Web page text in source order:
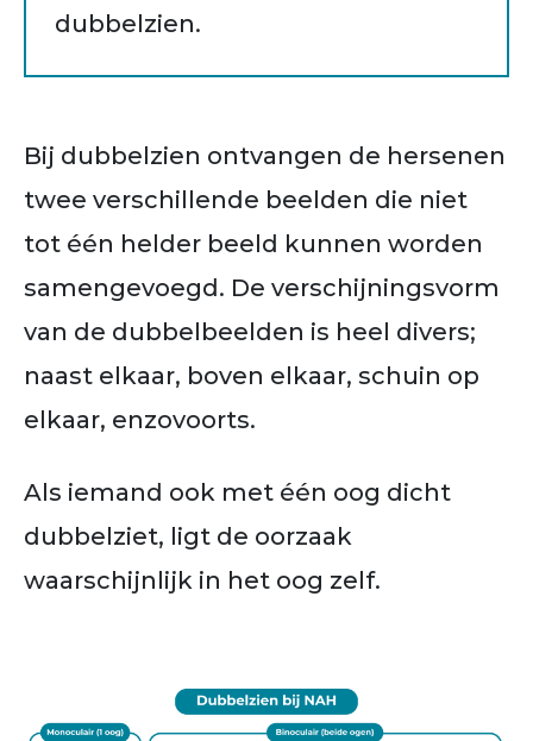
dubbelzien.
Bij dubbelzien ontvangen de hersenen
twee verschillende beelden die niet
tot één helder beeld kunnen worden
samengevoegd. De verschijningsvorm
van de dubbelbeelden is heel divers;
naast elkaar, boven elkaar, schuin op
elkaar, enzovoorts.
Als iemand ook met één oog dicht
dubbelziet, ligt de oorzaak
waarschijnlijk in het oog zelf.